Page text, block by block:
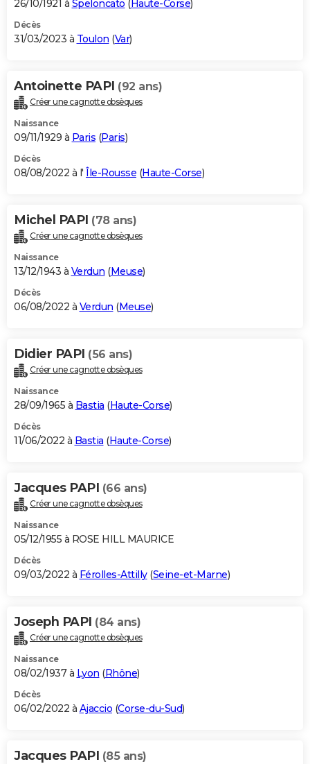
26/10/1921 à Speloncato ( Haute-Corse)
Décès
31/03/2023 à Toulon (Var)
Antoinette PAPI (92 ans)
Créer une cagnotte obsèques
Naissance
09/11/1929 à Paris (Paris)
Décès
08/08/2022 à l' Île-Rousse (Haute-Corse)
Michel PAPI (78 ans)
Créer une cagnotte obsèques
Naissance
13/12/1943 à Verdun (Meuse)
Décès
06/08/2022 à Verdun (Meuse)
Didier PAPI (56 ans)
Créer une cagnotte obsèques
Naissance
28/09/1965 à Bastia (Haute-Corse)
Décès
11/06/2022 à Bastia (Haute-Corse)
Jacques PAPI (66 ans)
Créer une cagnotte obsèques
Naissance
05/12/1955 à ROSE HILL MAURICE
Décès
09/03/2022 à Férolles-Attilly(Seine-et-Marne)
Joseph PAPI (84 ans)
Créer une cagnotte obsèques
Naissance
08/02/1937 à Lyon (Rhône)
Décès
06/02/2022 à Ajaccio (Corse-du-Sud)
Jacques PAPI (85 ans)